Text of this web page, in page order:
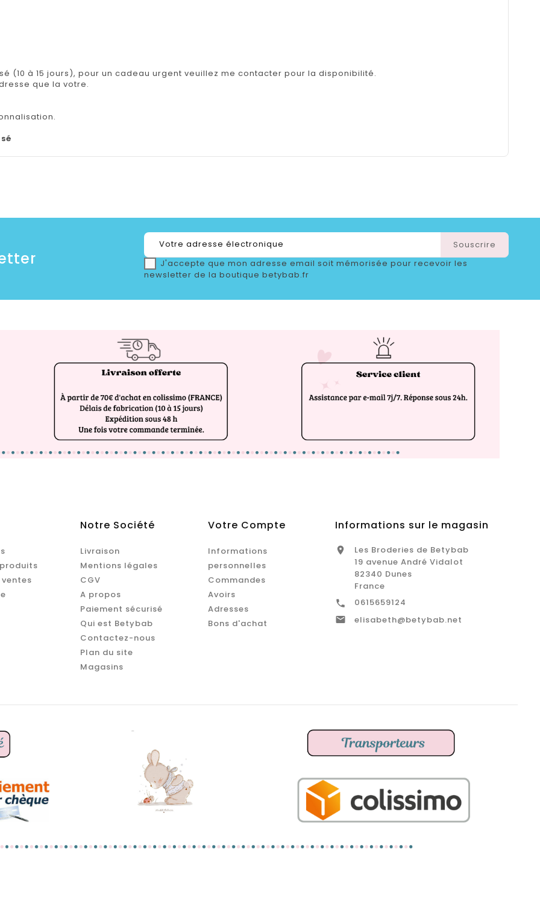
(10 à 15 jours), pour un cadeau urgent veuillez me contacter pour la disponibilité.
que la votre.
J'accepte que mon adresse email soit mémorisée pour recevoir les
newsletter de la boutique betybab.fr
Notre Société
Livraison
Mentions légales
CGV
A propos
Paiement sécurisé
Qui est Betybab
Contactez-nous
Plan du site
Magasins
Votre Compte
Informations
personnelles
Commandes
Avoirs
Adresses
Bons d'achat
Informations sur le magasin

Les Broderies de Betybab
19 avenue André Vidalot
82340 Dunes
France
 0615659124
 elisabeth@betybab.net